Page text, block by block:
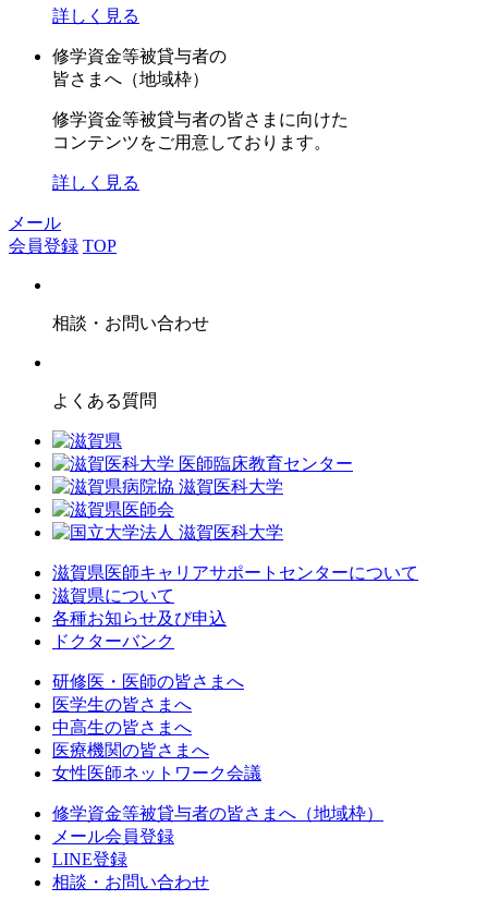
詳しく見る
修学資金等被貸与者の
皆さまへ（地域枠）
修学資金等被貸与者の皆さまに向けた
コンテンツをご用意しております。
詳しく見る
メール
会員登録 TOP
相談・お問い合わせ
よくある質問
滋賀県医師キャリアサポートセンターについて
滋賀県について
各種お知らせ及び申込
ドクターバンク
研修医・医師の皆さまへ
医学生の皆さまへ
中高生の皆さまへ
医療機関の皆さまへ
女性医師ネットワーク会議
修学資金等被貸与者の皆さまへ（地域枠）
メール会員登録
LINE登録
相談・お問い合わせ